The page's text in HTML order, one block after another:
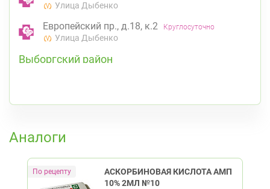
Улица Дыбенко
Европейский пр., д.18, к.2 Круглосуточно
Улица Дыбенко
Выборгский район
Калининский район
Проспект Просвещения, д. 91 (Киришская ул.,
д. 4) 8:00-22:00
Гражданский пр.
Аналоги
АСКОРБИНОВАЯ КИСЛОТА АМП
10% 2МЛ №10